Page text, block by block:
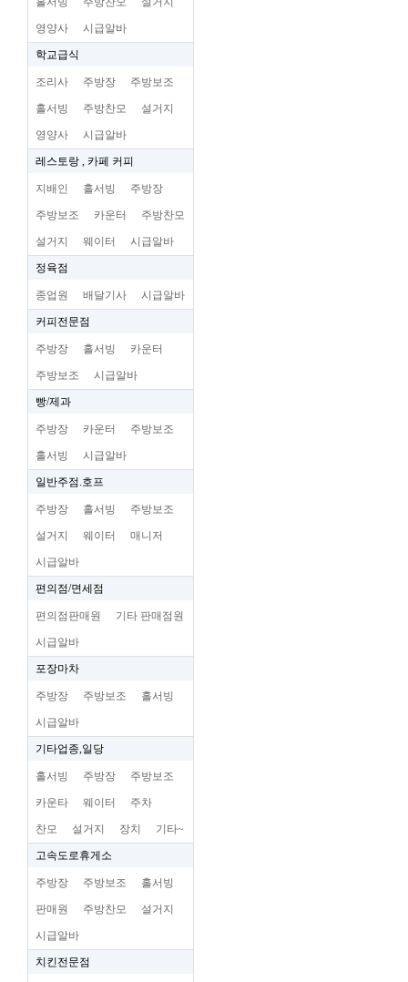
영양사 시급알바
학교급식
조리사 주방장 주방보조
홀서빙 주방찬모 설거지
영양사 시급알바
레스토랑 , 카페 커피
지배인 홀서빙 주방장
주방보조 카운터 주방찬모
설거지 웨이터 시급알바
정육점
종업원 배달기사 시급알바
커피전문점
주방장 홀서빙 카운터
주방보조 시급알바
빵/제과
주방장 카운터 주방보조
홀서빙 시급알바
일반주점.호프
주방장 홀서빙 주방보조
설거지 웨이터 매니저
시급알바
편의점/면세점
편의점판매원 기타 판매점원
시급알바
포장마차
주방장 주방보조 홀서빙
시급알바
기타업종,일당
홀서빙 주방장 주방보조
카운타 웨이터 주차
찬모 설거지 장치 기타~
고속도로휴게소
주방장 주방보조 홀서빙
판매원 주방찬모 설거지
시급알바
치킨전문점